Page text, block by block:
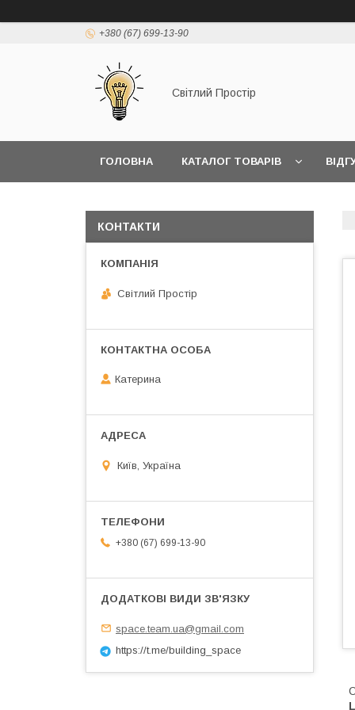
+380 (67) 699-13-90
Світлий Простір
ГОЛОВНА КАТАЛОГ ТОВАРІВ
КОНТАКТИ
Світлий Простір
Катерина
Київ, Україна
+380 (67) 699-13-90
space.team.ua@gmail.com
https://t.me/building_space